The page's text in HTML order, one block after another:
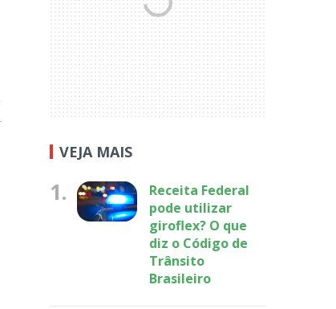
VEJA MAIS
1.
Receita Federal
pode utilizar
giroflex? O que
diz o Código de
Trânsito
Brasileiro